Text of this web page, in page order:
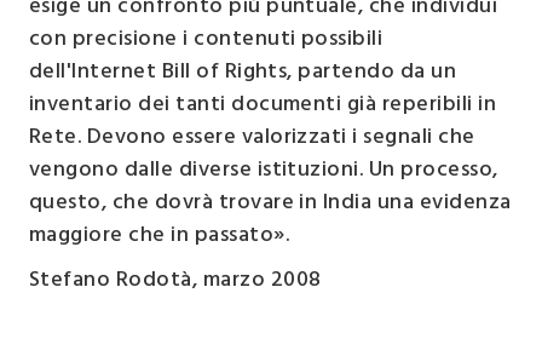
con precisione i contenuti possibili
dell'Internet Bill of Rights, partendo da un
inventario dei tanti documenti già reperibili in
Rete. Devono essere valorizzati i segnali che
vengono dalle diverse istituzioni. Un processo,
questo, che dovrà trovare in India una evidenza
maggiore che in passato».
Stefano Rodotà, marzo 2008